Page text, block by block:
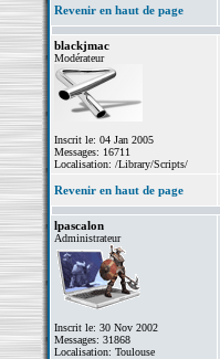
Revenir en haut de page
blackjmac
Modérateur
Inscrit le: 04 Jan 2005
Messages: 16711
Localisation: /Library/Scripts/
Revenir en haut de page
lpascalon
Administrateur
Inscrit le: 30 Nov 2002
Messages: 31868
Localisation: Toulouse